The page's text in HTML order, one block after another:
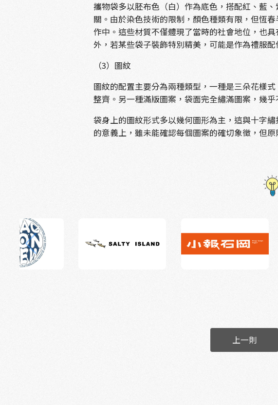
攜物袋多以胚布色（白）作為底色，搭配紅、藍
關。由於染色技術的限制，顏色種類有限，但恆
作中。這些材質不僅體現了當時的社會地位，也
外，若某些袋子裝飾特別精美，可能是作為禮服
（3）圖紋
圖紋的配置主要分為兩種類型，一種是三朵花樣
整齊。另一種滿版圖案，袋面完全繡滿圖案，幾
袋身上的圖紋形式多以幾何圖形為主，這與十字
的意義上，雖未能確認每個圖案的確切象徵，但
上一則